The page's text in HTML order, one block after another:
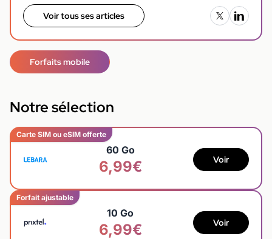
Voir tous ses articles
Forfaits mobile
Notre sélection
Carte SIM ou eSIM offerte
60 Go
6,99€ Voir
Forfait ajustable
10 Go
6,99€ Voir